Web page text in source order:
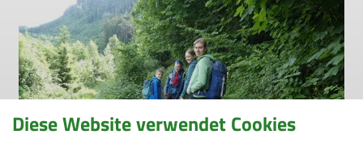
Diese Website verwendet Cookies